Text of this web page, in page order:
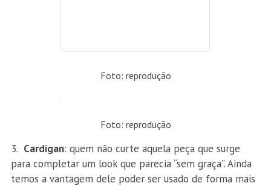
Foto: reprodução
Foto: reprodução
Cardigan: quem não curte aquela peça que surge
para completar um look que parecia “sem graça”. Ainda
temos a vantagem dele poder ser usado de forma mais